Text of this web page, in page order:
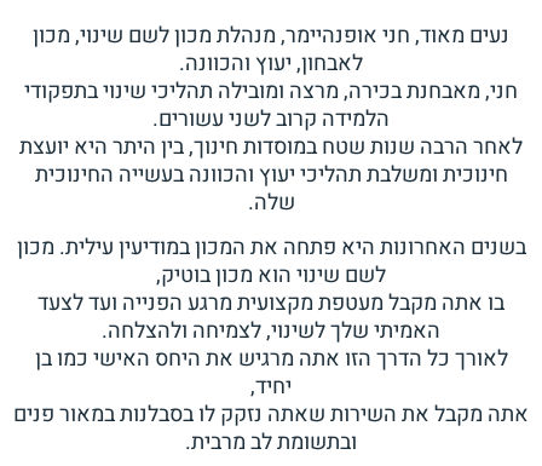
נעים מאוד, חני אופנהיימר, מנהלת מכון לשם שינוי, מכון
לאבחון, יעוץ והכוונה.
חני, מאבחנת בכירה, מרצה ומובילה תהליכי שינוי בתפקודי
הלמידה קרוב לשני עשורים.
לאחר הרבה שנות שטח במוסדות חינוך, בין היתר היא יועצת
חינוכית ומשלבת תהליכי יעוץ והכוונה בעשייה החינוכית
שלה.
בשנים האחרונות היא פתחה את המכון במודיעין עילית. מכון
לשם שינוי הוא מכון בוטיק,
בו אתה מקבל מעטפת מקצועית מרגע הפנייה ועד לצעד
האמיתי שלך לשינוי, לצמיחה ולהצלחה.
לאורך כל הדרך הזו אתה מרגיש את היחס האישי כמו בן
יחיד,
אתה מקבל את השירות שאתה נזקק לו בסבלנות במאור פנים
ובתשומת לב מרבית.